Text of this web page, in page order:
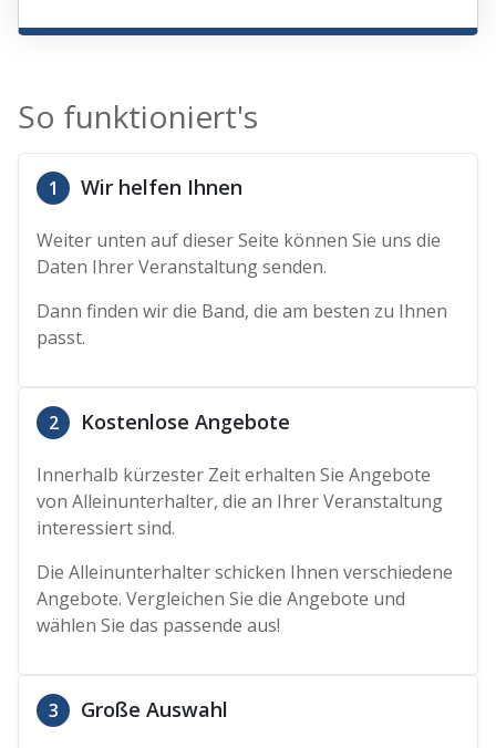
So funktioniert's
1 Wir helfen Ihnen
Weiter unten auf dieser Seite können Sie uns die
Daten Ihrer Veranstaltung senden.
Dann finden wir die Band, die am besten zu Ihnen
passt.
2 Kostenlose Angebote
Innerhalb kürzester Zeit erhalten Sie Angebote
von Alleinunterhalter, die an Ihrer Veranstaltung
interessiert sind.
Die Alleinunterhalter schicken Ihnen verschiedene
Angebote. Vergleichen Sie die Angebote und
wählen Sie das passende aus!
3 Große Auswahl